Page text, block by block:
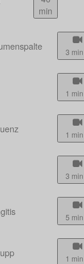
min
3 min
1 min
1 min
3 min
5 min
1 min